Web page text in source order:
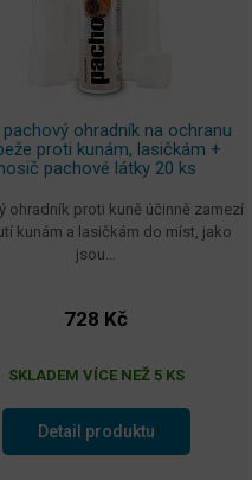
pachový ohradník na ochranu
proti kunám, lasičkám +
pachové látky 20 ks
ohradník proti kuně účinně zamezí
kunám a lasičkám do míst, jako
jsou…
728 Kč
SKLADEM VÍCE NEŽ 5 KS
Detail produktu